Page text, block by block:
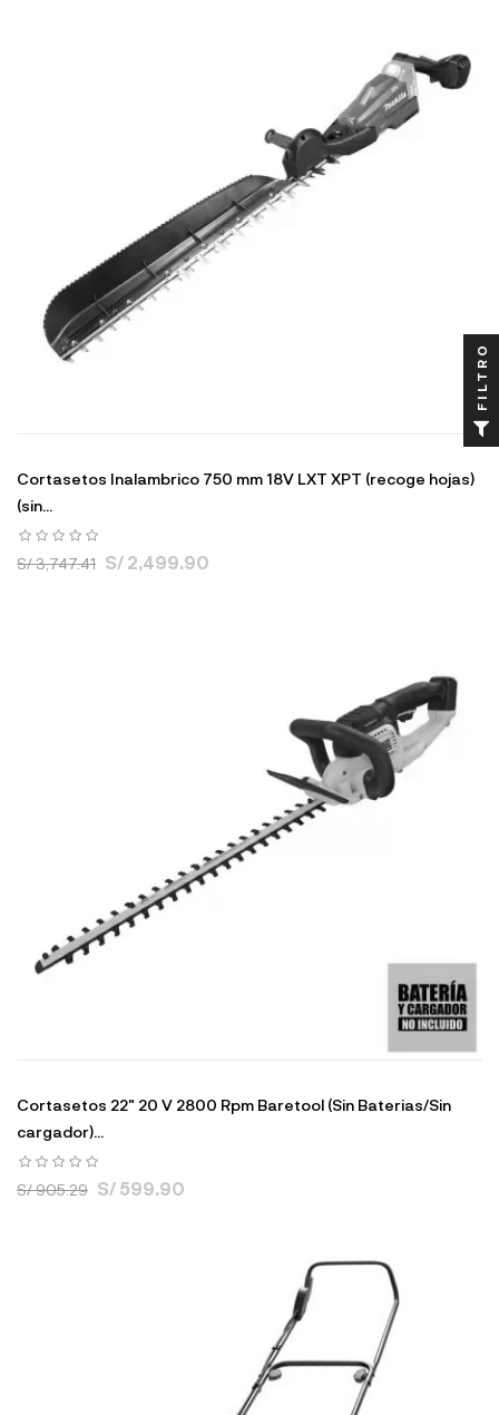
Cortasetos Inalambrico 750 mm 18V LXT XPT (recoge hojas)
(sin...
S/ 3,747.41 S/ 2,499.90
Cortasetos 22" 20 V 2800 Rpm Baretool (Sin Baterias/Sin
cargador)...
S/ 905.29 S/ 599.90
FILTRO